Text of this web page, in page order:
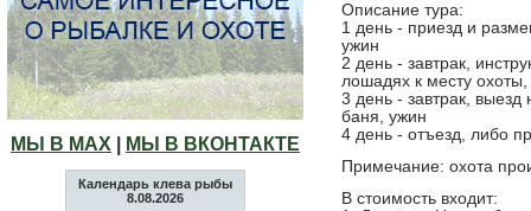
МЫ В МАХ МЫ В ВКОНТАКТЕ
Календарь клева рыбы
8.08.2026
Описание тура:
1 день - приезд и
ужин
2 день - завтрак,
лошадях к месту
3 день - завтрак,
баня, ужин
4 день - отъезд, либо
Примечание: охота
В стоимость входит: